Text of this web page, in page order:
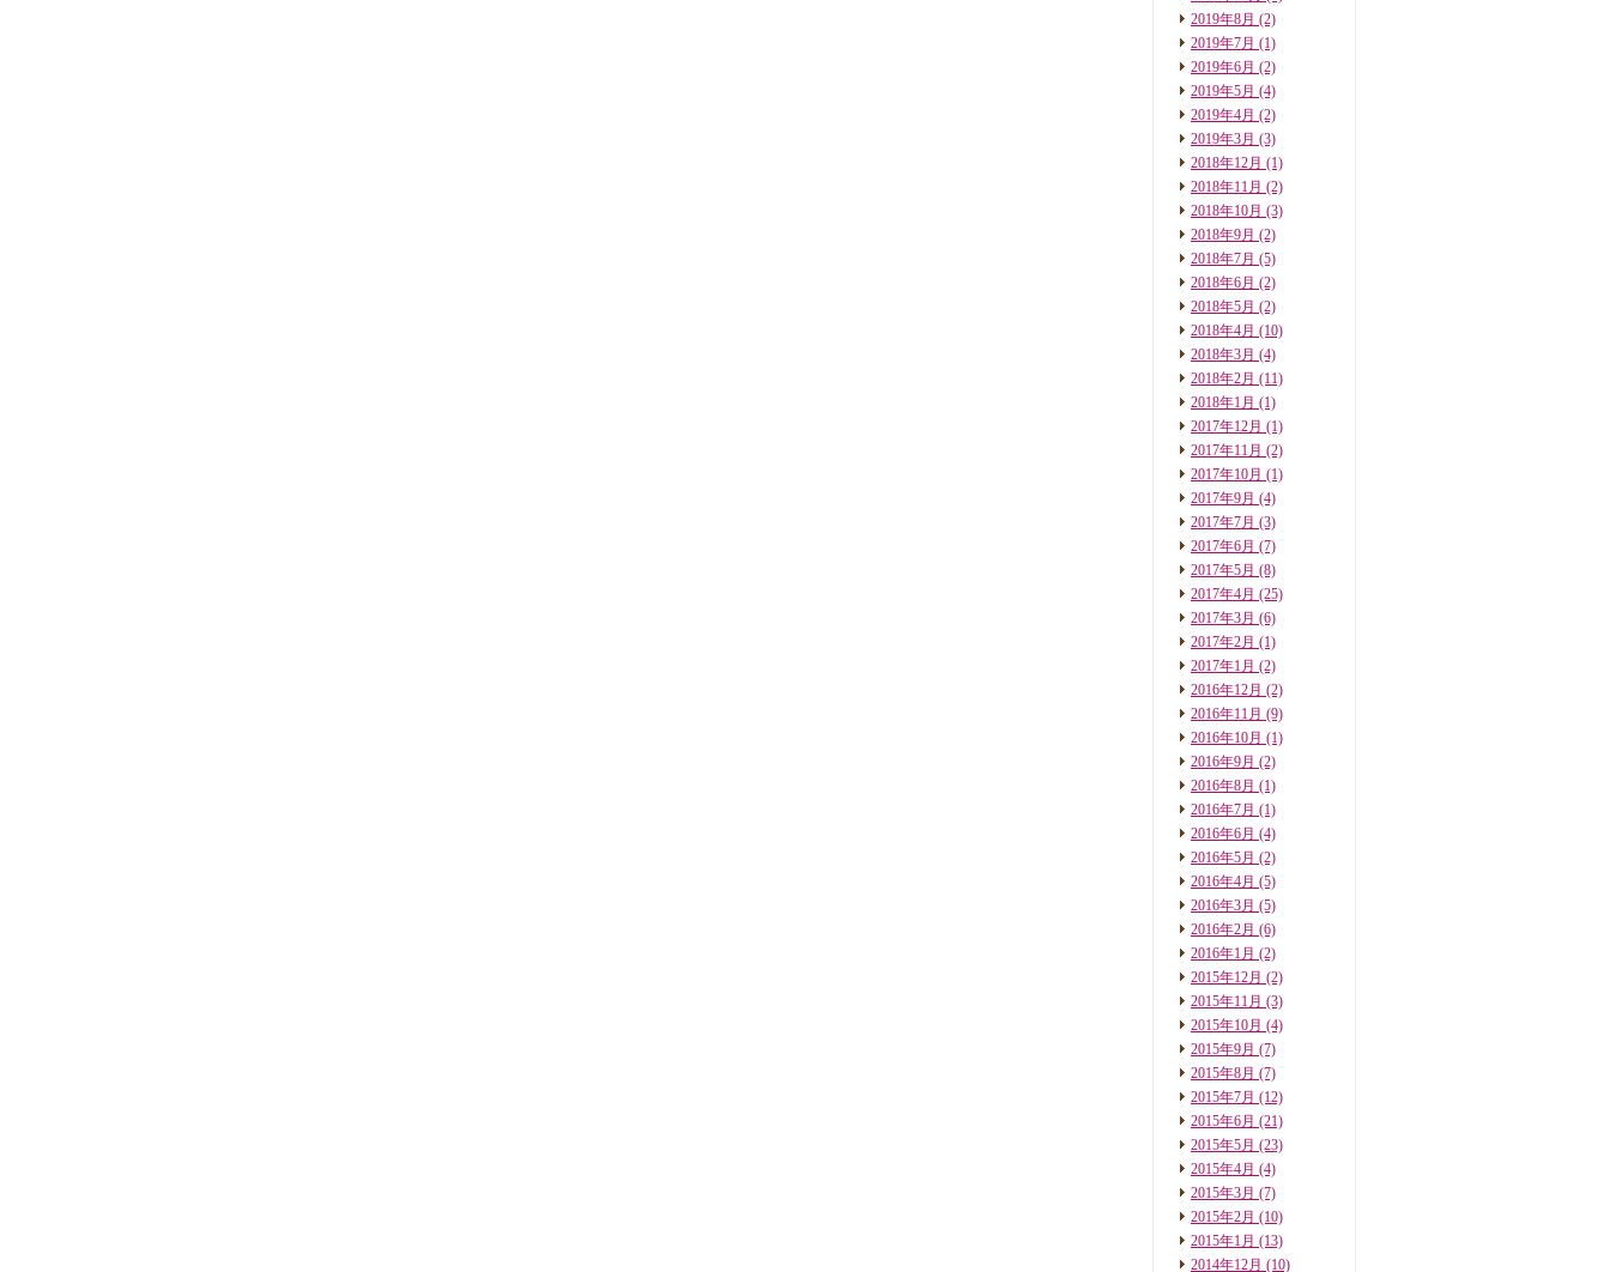
2019年8月 (2)
2019年7月 (1)
2019年6月 (2)
2019年5月 (4)
2019年4月 (2)
2019年3月 (3)
2018年12月 (1)
2018年11月 (2)
2018年10月 (3)
2018年9月 (2)
2018年7月 (5)
2018年6月 (2)
2018年5月 (2)
2018年4月 (10)
2018年3月 (4)
2018年2月 (11)
2018年1月 (1)
2017年12月 (1)
2017年11月 (2)
2017年10月 (1)
2017年9月 (4)
2017年7月 (3)
2017年6月 (7)
2017年5月 (8)
2017年4月 (25)
2017年3月 (6)
2017年2月 (1)
2017年1月 (2)
2016年12月 (2)
2016年11月 (9)
2016年10月 (1)
2016年9月 (2)
2016年8月 (1)
2016年7月 (1)
2016年6月 (4)
2016年5月 (2)
2016年4月 (5)
2016年3月 (5)
2016年2月 (6)
2016年1月 (2)
2015年12月 (2)
2015年11月 (3)
2015年10月 (4)
2015年9月 (7)
2015年8月 (7)
2015年7月 (12)
2015年6月 (21)
2015年5月 (23)
2015年4月 (4)
2015年3月 (7)
2015年2月 (10)
2015年1月 (13)
2014年12月 (10)